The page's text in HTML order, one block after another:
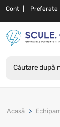
Cont Preferate
Acasă